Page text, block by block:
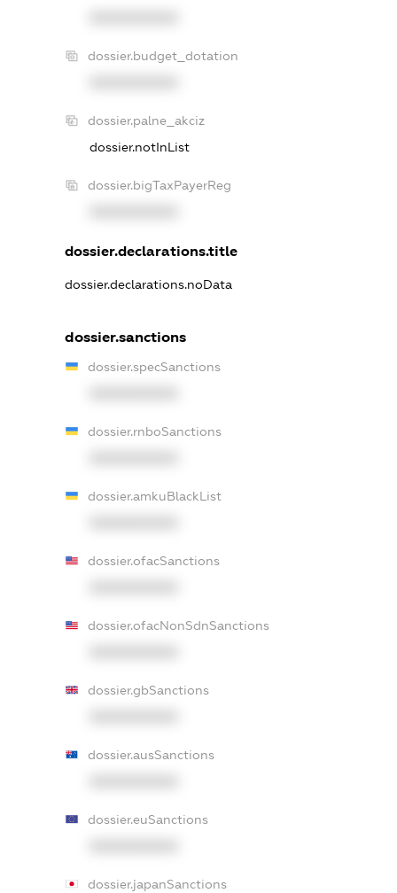
dossier.budget_dotation
dossier.palne_akciz
dossier.notInList
dossier.bigTaxPayerReg
dossier.declarations.title
dossier.declarations.noData
dossier.sanctions
dossier.specSanctions
dossier.rnboSanctions
dossier.amkuBlackList
dossier.ofacSanctions
dossier.ofacNonSdnSanctions
dossier.gbSanctions
dossier.ausSanctions
dossier.euSanctions
dossier.japanSanctions